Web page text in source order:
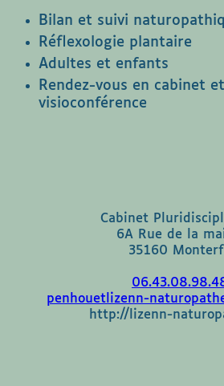
Bilan et suivi
Réflexologie plantaire
Adultes et enfants
Rendez-vous en cabinet
visioconférence
Cabinet
6A Rue de la
35160
penhouetlizenn-
http://lizenn-